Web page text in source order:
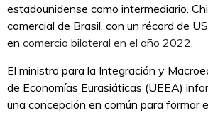
estadounidense como intermediario.
comercial de Brasil, con un récord de
en comercio bilateral en el año 2022.
El ministro para la Integración y
de Economías Eurasiáticas (UEEA)
una concepción en común para formar